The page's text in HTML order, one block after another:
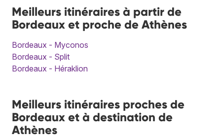
Meilleurs itinéraires à partir de
Bordeaux et proche de Athènes
Bordeaux - Myconos
Bordeaux - Split
Bordeaux - Héraklion
Meilleurs itinéraires proches de
Bordeaux et à destination de
Athènes